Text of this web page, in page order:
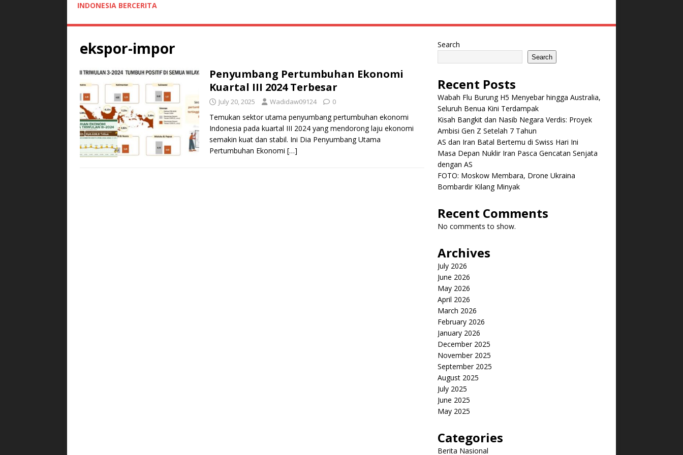
INDONESIA BERCERITA
ekspor-impor
Penyumbang Pertumbuhan Ekonomi
Kuartal III 2024 Terbesar
July 20, 2025 Wadidaw09124 0
Temukan sektor utama penyumbang pertumbuhan ekonomi
Indonesia pada kuartal III 2024 yang mendorong laju ekonomi
semakin kuat dan stabil. Ini Dia Penyumbang Utama
Pertumbuhan Ekonomi […]
Search
Search
Recent Posts
Wabah Flu Burung H5 Menyebar hingga Australia,
Seluruh Benua Kini Terdampak
Kisah Bangkit dan Nasib Negara Verdis: Proyek
Ambisi Gen Z Setelah 7 Tahun
AS dan Iran Batal Bertemu di Swiss Hari Ini
Masa Depan Nuklir Iran Pasca Gencatan Senjata
dengan AS
FOTO: Moskow Membara, Drone Ukraina
Bombardir Kilang Minyak
Recent Comments
No comments to show.
Archives
July 2026
June 2026
May 2026
April 2026
March 2026
February 2026
January 2026
December 2025
November 2025
September 2025
August 2025
July 2025
June 2025
May 2025
Categories
Berita Nasional